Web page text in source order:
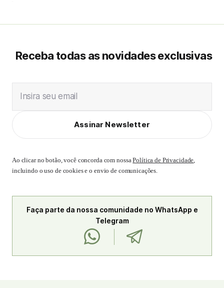
Receba todas as novidades exclusivas
Insira seu email
Assinar Newsletter
Ao clicar no botão, você concorda com nossaPolítica de Privacidade,
incluindo o uso de cookies e o envio de comunicações.
Faça parte da nossa comunidade no WhatsApp e
Telegram